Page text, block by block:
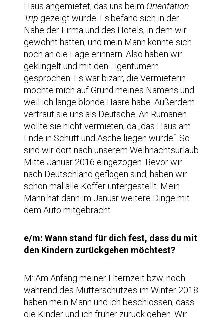
Haus angemietet, das uns beim Orientation
Trip gezeigt wurde. Es befand sich in der
Nähe der Firma und des Hotels, in dem wir
gewohnt hatten, und mein Mann konnte sich
noch an die Lage erinnern. Also haben wir
geklingelt und mit den Eigentümern
gesprochen. Es war bizarr, die Vermieterin
mochte mich auf Grund meines Namens und
weil ich lange blonde Haare habe. Außerdem
vertraut sie uns als Deutsche. An Rumänen
wollte sie nicht vermieten, da „das Haus am
Ende in Schutt und Asche liegen würde“. So
sind wir dort nach unserem Weihnachtsurlaub
Mitte Januar 2016 eingezogen. Bevor wir
nach Deutschland geflogen sind, haben wir
schon mal alle Koffer untergestellt. Mein
Mann hat dann im Januar weitere Dinge mit
dem Auto mitgebracht.
e/m: Wann stand für dich fest, dass du mit
den Kindern zurückgehen möchtest?
M: Am Anfang meiner Elternzeit bzw. noch
während des Mutterschutzes im Winter 2018
haben mein Mann und ich beschlossen, dass
die Kinder und ich früher zurück gehen. Wir